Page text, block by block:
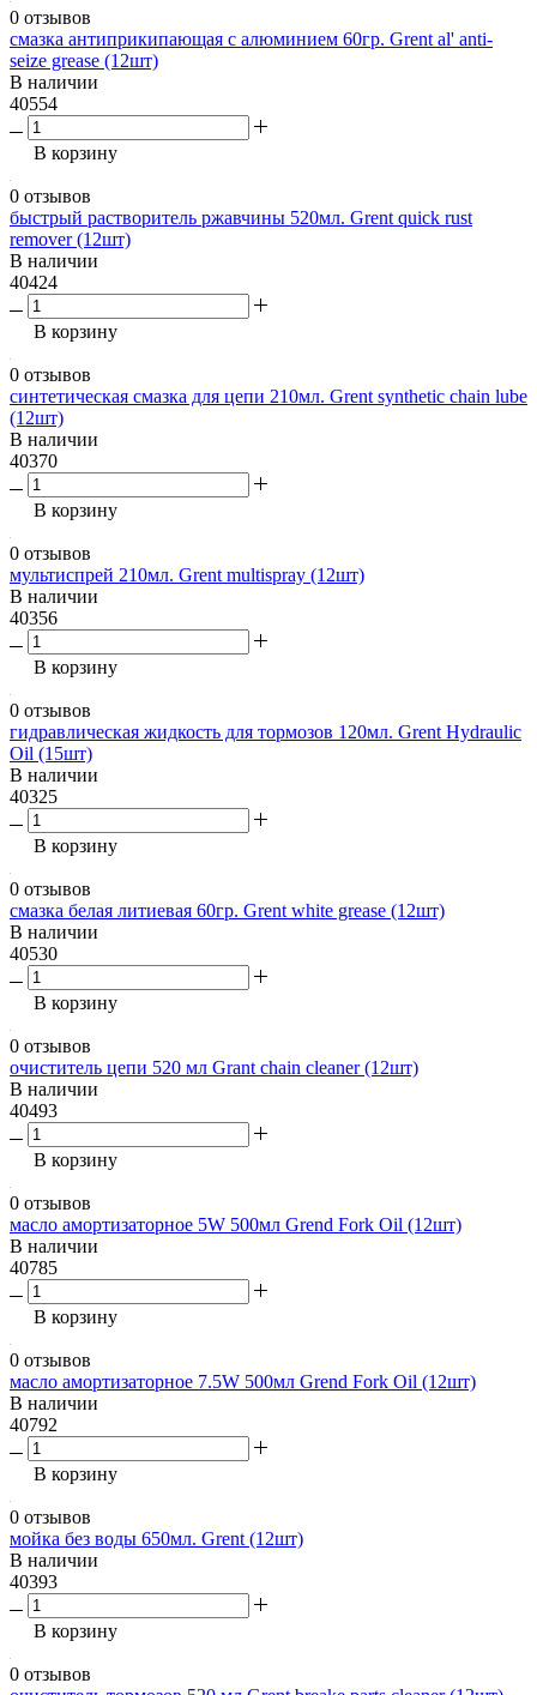
0 отзывов
смазка антиприкипающая с алюминием 60гр. Grent al' anti-
seize grease (12шт)
В наличии
40554
В корзину
0 отзывов
быстрый растворитель ржавчины 520мл. Grent quick rust
remover (12шт)
В наличии
40424
В корзину
0 отзывов
синтетическая смазка для цепи 210мл. Grent synthetic chain lube
(12шт)
В наличии
40370
В корзину
0 отзывов
мультиспрей 210мл. Grent multispray (12шт)
В наличии
40356
В корзину
0 отзывов
гидравлическая жидкость для тормозов 120мл. Grent Hydraulic
Oil (15шт)
В наличии
40325
В корзину
0 отзывов
смазка белая литиевая 60гр. Grent white grease (12шт)
В наличии
40530
В корзину
0 отзывов
очиститель цепи 520 мл Grant chain cleaner (12шт)
В наличии
40493
В корзину
0 отзывов
масло амортизаторное 5W 500мл Grend Fork Oil (12шт)
В наличии
40785
В корзину
0 отзывов
масло амортизаторное 7.5W 500мл Grend Fork Oil (12шт)
В наличии
40792
В корзину
0 отзывов
мойка без воды 650мл. Grent (12шт)
В наличии
40393
В корзину
0 отзывов